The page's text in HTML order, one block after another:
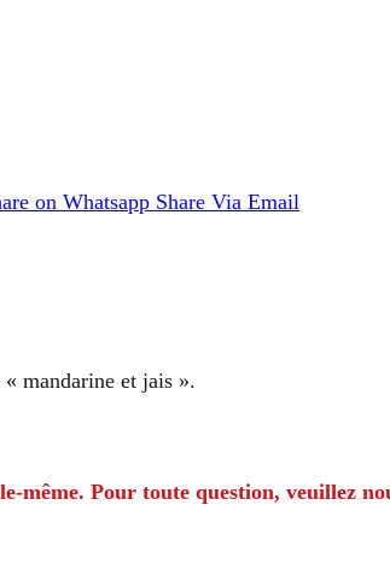
on Whatsapp Share Via Email
mandarine et jais ».
même. Pour toute question, veuillez